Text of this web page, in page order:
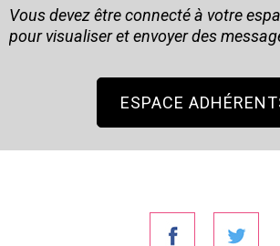
Vous devez être connecté à votre
pour visualiser et envoyer des
ESPACE